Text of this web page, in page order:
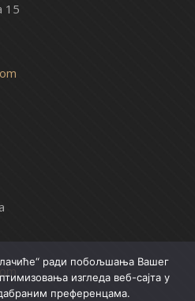
15
ради побољшања Вашег
изгледа веб-сајта у
преференцама.